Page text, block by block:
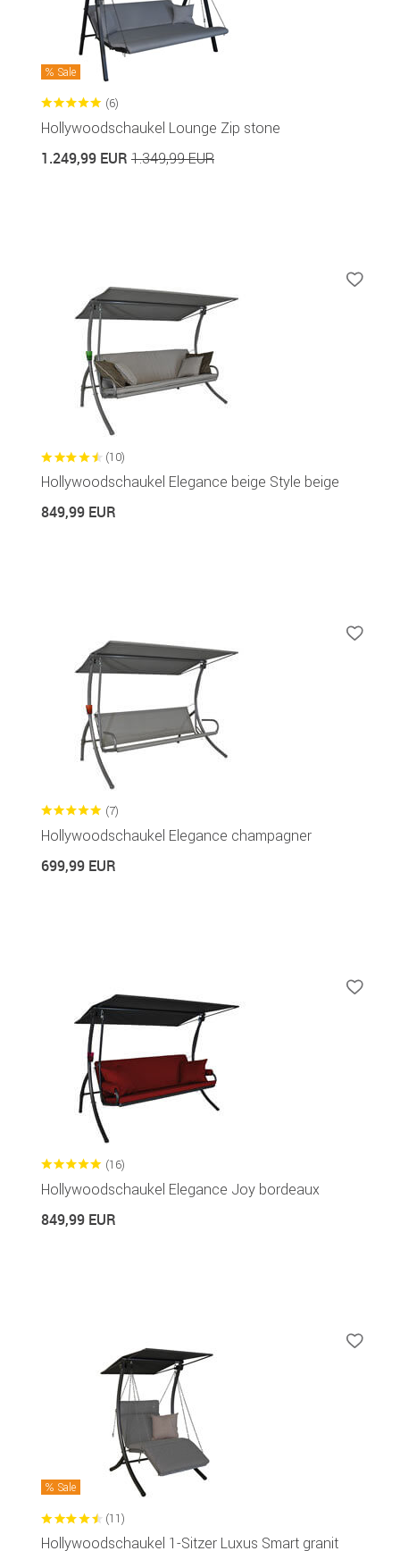
Sale
(6)
Hollywoodschaukel Lounge Zip stone
1.249,99 EUR 1.349,99 EUR
(10)
Hollywoodschaukel Elegance beige Style beige
849,99 EUR
(7)
Hollywoodschaukel Elegance champagner
699,99 EUR
(16)
Hollywoodschaukel Elegance Joy bordeaux
849,99 EUR
Sale
(11)
Hollywoodschaukel 1-Sitzer Luxus Smart granit